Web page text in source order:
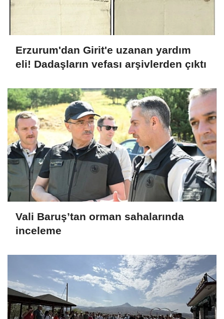
Erzurum'dan Girit'e uzanan yardım
eli! Dadaşların vefası arşivlerden çıktı
Vali Baruş’tan orman sahalarında
inceleme